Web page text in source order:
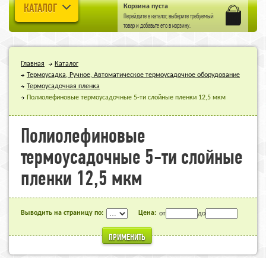
КАТАЛОГ Корзина пуста
Перейдите вкаталог, выберите требуемый
товар и добавьте его в корзину.
Главная
Каталог
Термоусадка, Ручное, Автоматическое термоусадочное оборудование
Термоусадочная пленка
Полиолефиновые термоусадочные 5-ти слойные пленки 12,5 мкм
Полиолефиновые
термоусадочные 5-ти слойные
пленки 12,5 мкм
Выводить на страницу по: Цена: от до
ПРИМЕНИТЬ